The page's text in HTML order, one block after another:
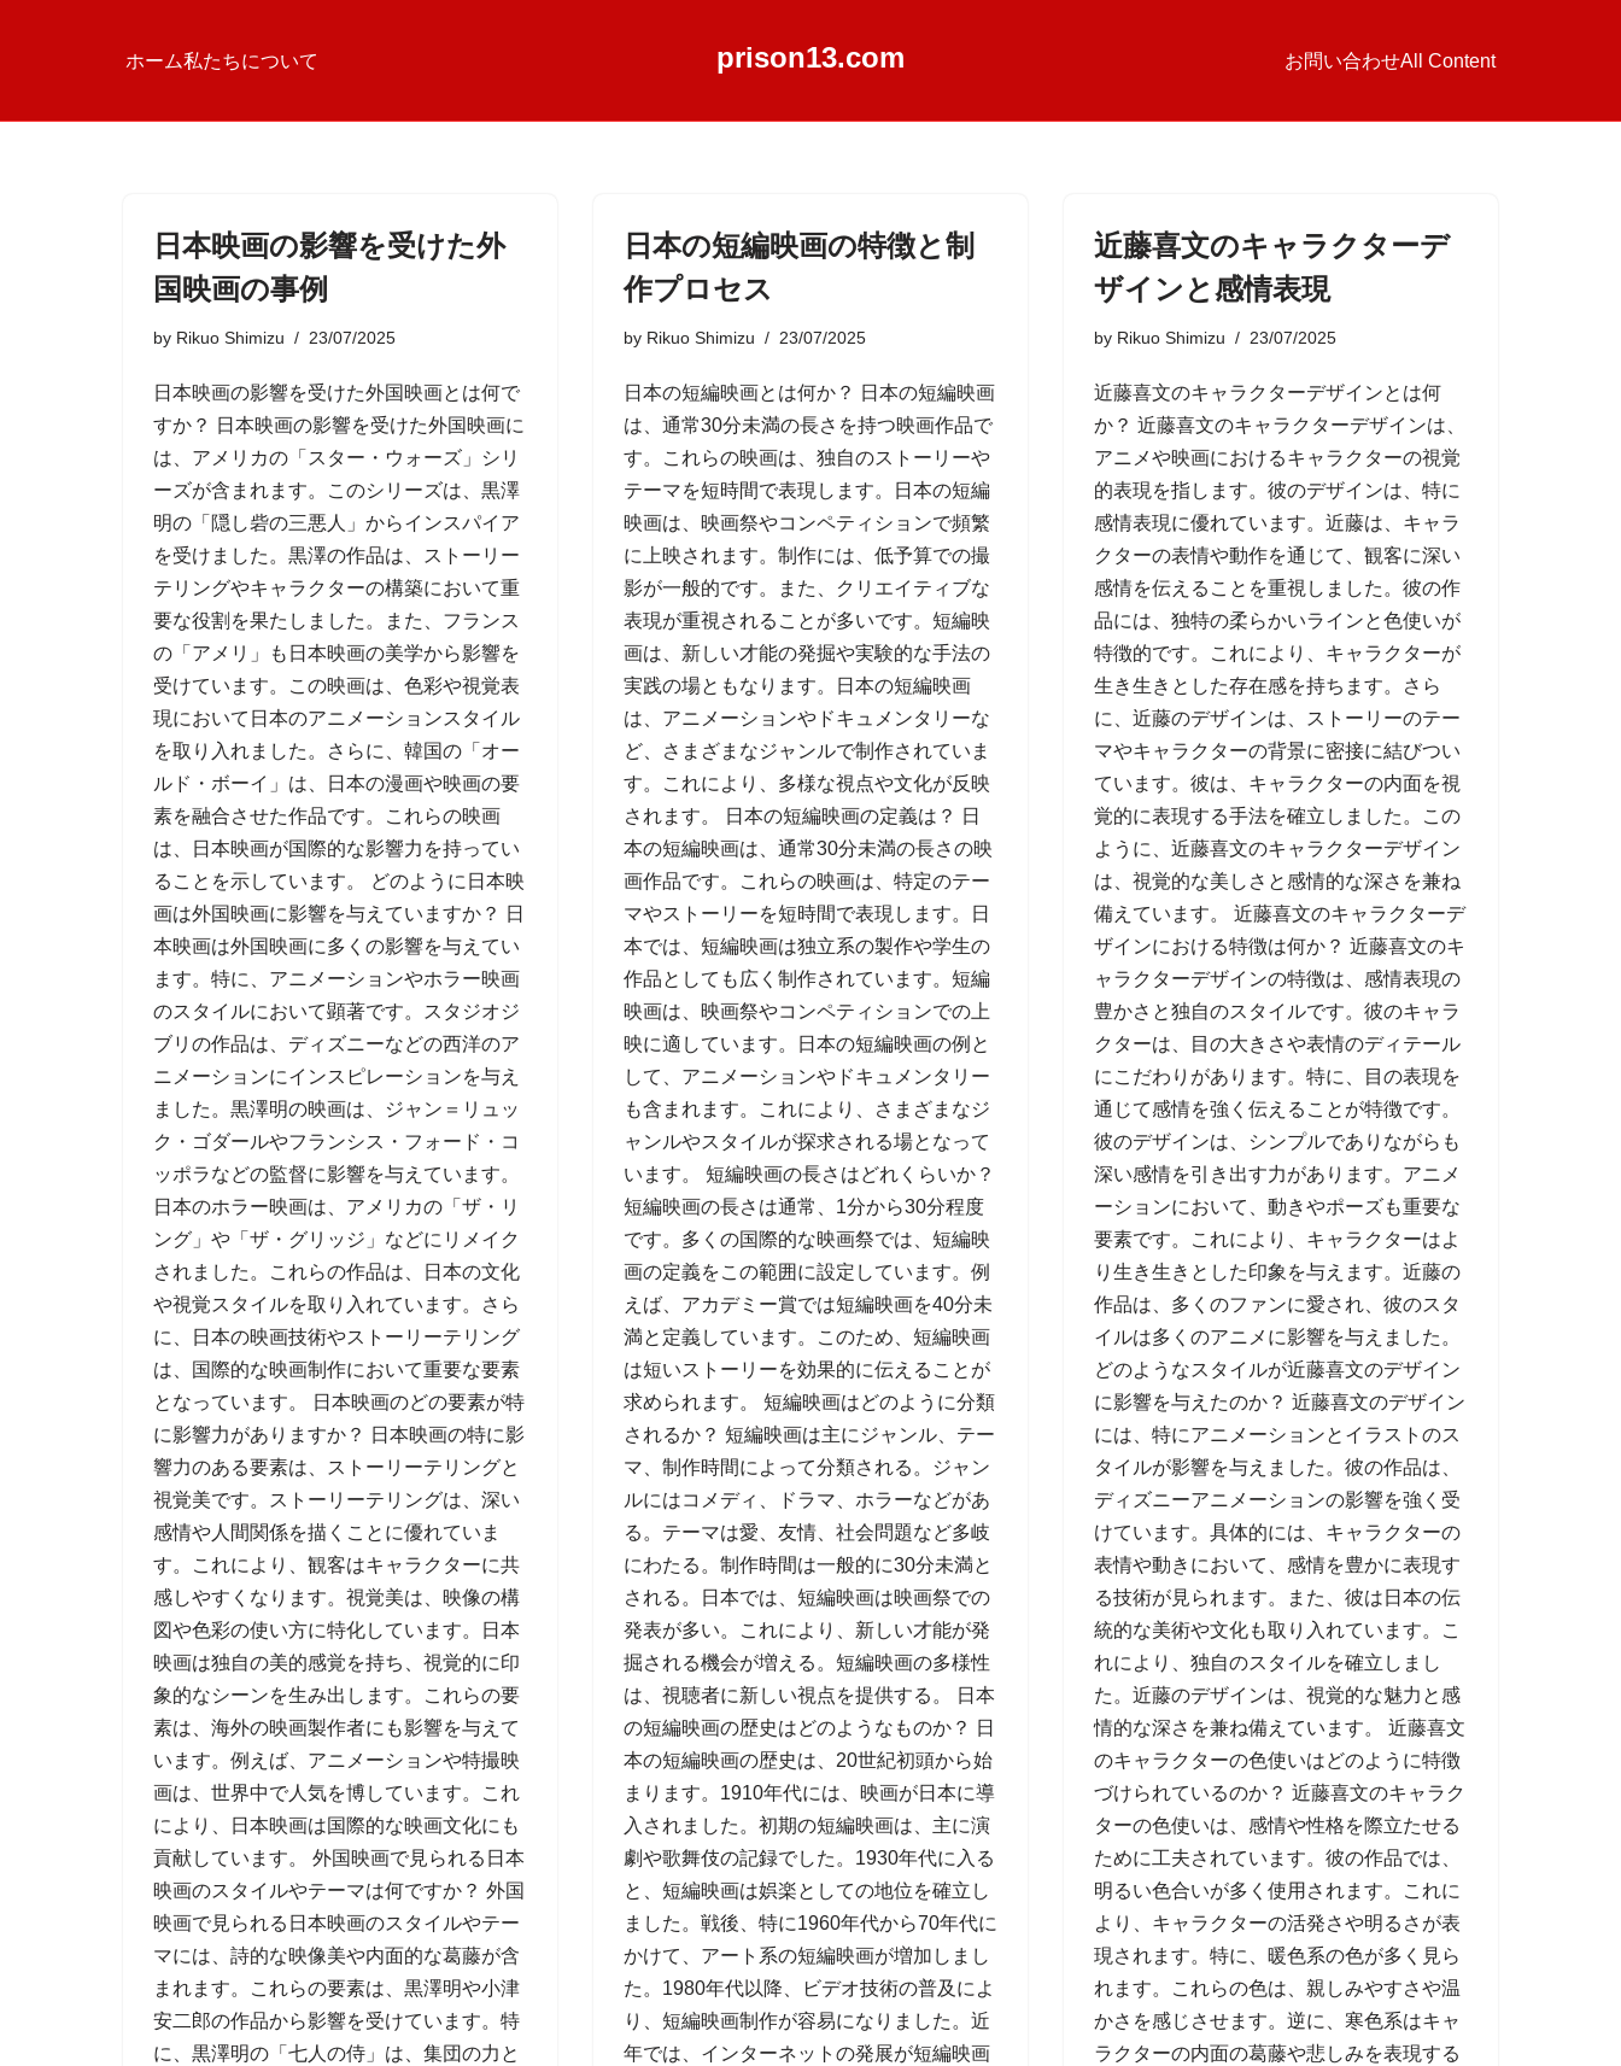
ホーム私たちについて prison13.com お問い合わせAll Content
日本映画の影響を受けた外
国映画の事例
by Rikuo Shimizu 23/07/2025
日本映画の影響を受けた外国映画とは何で
すか？ 日本映画の影響を受けた外国映画に
は、アメリカの「スター・ウォーズ」シリ
ーズが含まれます。このシリーズは、黒澤
明の「隠し砦の三悪人」からインスパイア
を受けました。黒澤の作品は、ストーリー
テリングやキャラクターの構築において重
要な役割を果たしました。また、フランス
の「アメリ」も日本映画の美学から影響を
受けています。この映画は、色彩や視覚表
現において日本のアニメーションスタイル
を取り入れました。さらに、韓国の「オー
ルド・ボーイ」は、日本の漫画や映画の要
素を融合させた作品です。これらの映画
は、日本映画が国際的な影響力を持ってい
ることを示しています。 どのように日本映
画は外国映画に影響を与えていますか？ 日
本映画は外国映画に多くの影響を与えてい
ます。特に、アニメーションやホラー映画
のスタイルにおいて顕著です。スタジオジ
ブリの作品は、ディズニーなどの西洋のア
ニメーションにインスピレーションを与え
ました。黒澤明の映画は、ジャン＝リュッ
ク・ゴダールやフランシス・フォード・コ
ッポラなどの監督に影響を与えています。
日本のホラー映画は、アメリカの「ザ・リ
ング」や「ザ・グリッジ」などにリメイク
されました。これらの作品は、日本の文化
や視覚スタイルを取り入れています。さら
に、日本の映画技術やストーリーテリング
は、国際的な映画制作において重要な要素
となっています。 日本映画のどの要素が特
に影響力がありますか？ 日本映画の特に影
響力のある要素は、ストーリーテリングと
視覚美です。ストーリーテリングは、深い
感情や人間関係を描くことに優れていま
す。これにより、観客はキャラクターに共
感しやすくなります。視覚美は、映像の構
図や色彩の使い方に特化しています。日本
映画は独自の美的感覚を持ち、視覚的に印
象的なシーンを生み出します。これらの要
素は、海外の映画製作者にも影響を与えて
います。例えば、アニメーションや特撮映
画は、世界中で人気を博しています。これ
により、日本映画は国際的な映画文化にも
貢献しています。 外国映画で見られる日本
映画のスタイルやテーマは何ですか？ 外国
映画で見られる日本映画のスタイルやテー
マには、詩的な映像美や内面的な葛藤が含
まれます。これらの要素は、黒澤明や小津
安二郎の作品から影響を受けています。特
に、黒澤明の「七人の侍」は、集団の力と
日本の短編映画の特徴と制
作プロセス
by Rikuo Shimizu 23/07/2025
日本の短編映画とは何か？ 日本の短編映画
は、通常30分未満の長さを持つ映画作品で
す。これらの映画は、独自のストーリーや
テーマを短時間で表現します。日本の短編
映画は、映画祭やコンペティションで頻繁
に上映されます。制作には、低予算での撮
影が一般的です。また、クリエイティブな
表現が重視されることが多いです。短編映
画は、新しい才能の発掘や実験的な手法の
実践の場ともなります。日本の短編映画
は、アニメーションやドキュメンタリーな
ど、さまざまなジャンルで制作されていま
す。これにより、多様な視点や文化が反映
されます。 日本の短編映画の定義は？ 日
本の短編映画は、通常30分未満の長さの映
画作品です。これらの映画は、特定のテー
マやストーリーを短時間で表現します。日
本では、短編映画は独立系の製作や学生の
作品としても広く制作されています。短編
映画は、映画祭やコンペティションでの上
映に適しています。日本の短編映画の例と
して、アニメーションやドキュメンタリー
も含まれます。これにより、さまざまなジ
ャンルやスタイルが探求される場となって
います。 短編映画の長さはどれくらいか？
短編映画の長さは通常、1分から30分程度
です。多くの国際的な映画祭では、短編映
画の定義をこの範囲に設定しています。例
えば、アカデミー賞では短編映画を40分未
満と定義しています。このため、短編映画
は短いストーリーを効果的に伝えることが
求められます。 短編映画はどのように分類
されるか？ 短編映画は主にジャンル、テー
マ、制作時間によって分類される。ジャン
ルにはコメディ、ドラマ、ホラーなどがあ
る。テーマは愛、友情、社会問題など多岐
にわたる。制作時間は一般的に30分未満と
される。日本では、短編映画は映画祭での
発表が多い。これにより、新しい才能が発
掘される機会が増える。短編映画の多様性
は、視聴者に新しい視点を提供する。 日本
の短編映画の歴史はどのようなものか？ 日
本の短編映画の歴史は、20世紀初頭から始
まります。1910年代には、映画が日本に導
入されました。初期の短編映画は、主に演
劇や歌舞伎の記録でした。1930年代に入る
と、短編映画は娯楽としての地位を確立し
ました。戦後、特に1960年代から70年代に
かけて、アート系の短編映画が増加しまし
た。1980年代以降、ビデオ技術の普及によ
り、短編映画制作が容易になりました。近
年では、インターネットの発展が短編映画
近藤喜文のキャラクターデ
ザインと感情表現
by Rikuo Shimizu 23/07/2025
近藤喜文のキャラクターデザインとは何
か？ 近藤喜文のキャラクターデザインは、
アニメや映画におけるキャラクターの視覚
的表現を指します。彼のデザインは、特に
感情表現に優れています。近藤は、キャラ
クターの表情や動作を通じて、観客に深い
感情を伝えることを重視しました。彼の作
品には、独特の柔らかいラインと色使いが
特徴的です。これにより、キャラクターが
生き生きとした存在感を持ちます。さら
に、近藤のデザインは、ストーリーのテー
マやキャラクターの背景に密接に結びつい
ています。彼は、キャラクターの内面を視
覚的に表現する手法を確立しました。この
ように、近藤喜文のキャラクターデザイン
は、視覚的な美しさと感情的な深さを兼ね
備えています。 近藤喜文のキャラクターデ
ザインにおける特徴は何か？ 近藤喜文のキ
ャラクターデザインの特徴は、感情表現の
豊かさと独自のスタイルです。彼のキャラ
クターは、目の大きさや表情のディテール
にこだわりがあります。特に、目の表現を
通じて感情を強く伝えることが特徴です。
彼のデザインは、シンプルでありながらも
深い感情を引き出す力があります。アニメ
ーションにおいて、動きやポーズも重要な
要素です。これにより、キャラクターはよ
り生き生きとした印象を与えます。近藤の
作品は、多くのファンに愛され、彼のスタ
イルは多くのアニメに影響を与えました。
どのようなスタイルが近藤喜文のデザイン
に影響を与えたのか？ 近藤喜文のデザイン
には、特にアニメーションとイラストのス
タイルが影響を与えました。彼の作品は、
ディズニーアニメーションの影響を強く受
けています。具体的には、キャラクターの
表情や動きにおいて、感情を豊かに表現す
る技術が見られます。また、彼は日本の伝
統的な美術や文化も取り入れています。こ
れにより、独自のスタイルを確立しまし
た。近藤のデザインは、視覚的な魅力と感
情的な深さを兼ね備えています。 近藤喜文
のキャラクターの色使いはどのように特徴
づけられているのか？ 近藤喜文のキャラク
ターの色使いは、感情や性格を際立たせる
ために工夫されています。彼の作品では、
明るい色合いが多く使用されます。これに
より、キャラクターの活発さや明るさが表
現されます。特に、暖色系の色が多く見ら
れます。これらの色は、親しみやすさや温
かさを感じさせます。逆に、寒色系はキャ
ラクターの内面の葛藤や悲しみを表現する